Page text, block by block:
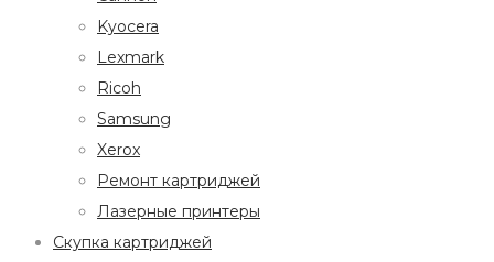
Kyocera
Lexmark
Ricoh
Samsung
Xerox
Ремонт картриджей
Лазерные принтеры
Скупка картриджей